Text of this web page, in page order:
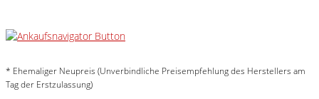
* Ehemaliger Neupreis (Unverbindliche Preisempfehlung des Herstellers am
Tag der Erstzulassung)